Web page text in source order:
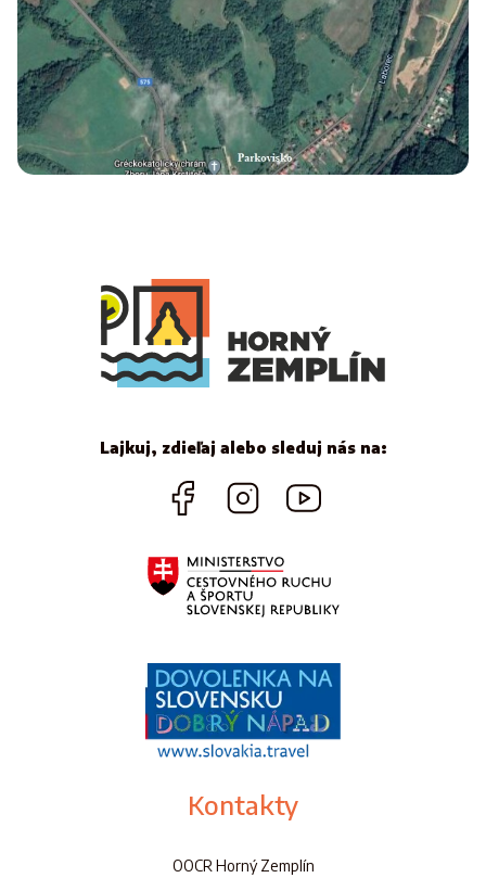
Lajkuj, zdieľaj alebo sleduj nás na:
Kontakty
OOCR Horný Zemplín